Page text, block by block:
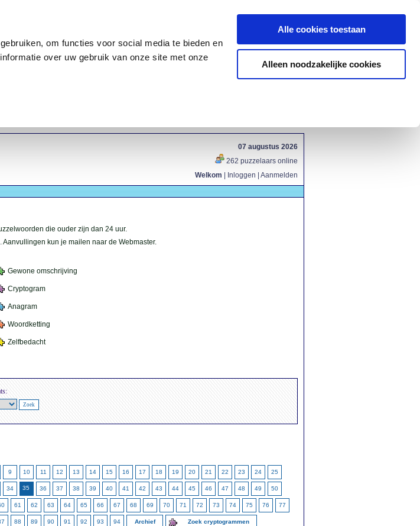
om functies voor social media te bieden en
over uw gebruik van onze site met onze
Alle cookies toestaan
Alleen noodzakelijke cookies
07 augustus 2026
262 puzzelaars online
Welkom
Inloggen Aanmelden
die ouder zijn dan 24 uur.
kun je mailen naar de Webmaster.
Gewone omschrijving
Cryptogram
Anagram
Woordketting
Zelfbedacht
9 10 11 12 13 14 15 16 17 18 19 20 21 22 23 24 25
34 35 36 37 38 39 40 41 42 43 44 45 46 47 48 49 50
61 62 63 64 65 66 67 68 69 70 71 72 73 74 75 76 77
88 89 90 91 92 93 94 Archief Zoek cryptogrammen